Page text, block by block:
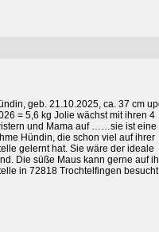
geb. 21.10.2025, ca. 37 cm
= 5,6 kg Jolie wächst mit ihren 4
und Mama auf ……sie ist eine
Hündin, die schon viel auf ihrer
gelernt hat. Sie wäre der ideale
Die süße Maus kann gerne auf
in 72818 Trochtelfingen